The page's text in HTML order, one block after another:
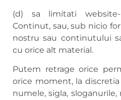
(d) sa limitati
Continut, sau, sub nicio
nostru sau continutului
cu orice alt material.
Putem retrage orice
orice moment, la
numele, sigla,